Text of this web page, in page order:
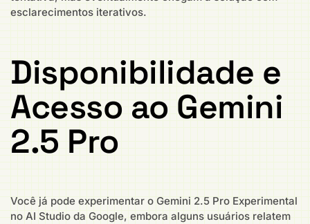
esclarecimentos iterativos.
Disponibilidade e
Acesso ao Gemini
2.5 Pro
Você já pode experimentar o Gemini 2.5 Pro Experimental
no AI Studio da Google, embora alguns usuários relatem